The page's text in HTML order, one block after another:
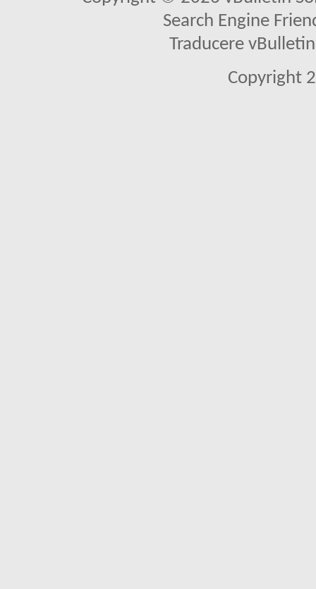
Search Engine
Traducere
Copyright